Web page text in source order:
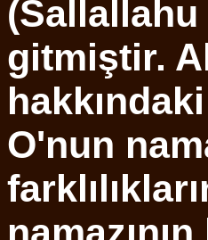
gitmiştir.
O'nun